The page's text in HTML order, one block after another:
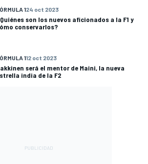
124 oct 2023
son los nuevos aficionados a la F1 y
conservarlos?
112 oct 2023
será el mentor de Maini, la nueva
india de la F2